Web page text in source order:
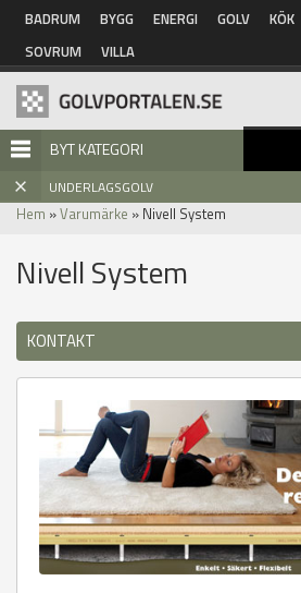
Hoppa till huvudinnehåll
BADRUM BYGG ENERGI GOLV KÖK
SOVRUM
VILLA
BYT KATEGORI
UNDERLAGSGOLV
Hem »Varumärke » Nivell System
Nivell System
KONTAKT